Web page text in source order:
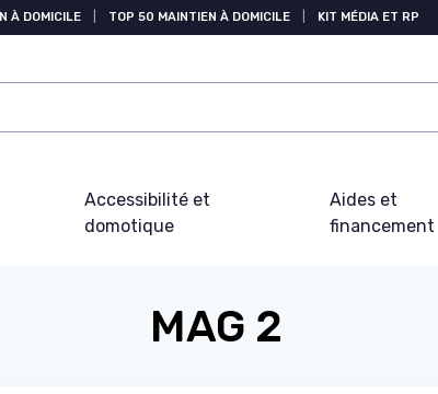
À DOMICILE TOP 50 MAINTIEN À DOMICILE KIT MÉDIA ET RP
Accessibilité et
domotique
Aides et
financement
MAG 2